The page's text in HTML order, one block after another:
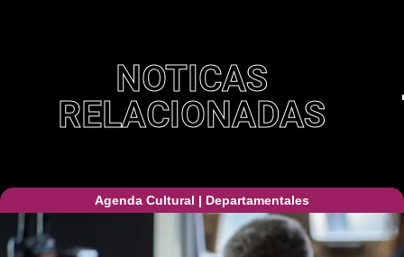
NOTICAS
RELACIONADAS
Agenda Cultural | Departamentales